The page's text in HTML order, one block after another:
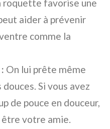
roquette favorise une
aider à prévenir
comme la
On lui prête même
Si vous avez
de pouce en douceur,
votre amie.